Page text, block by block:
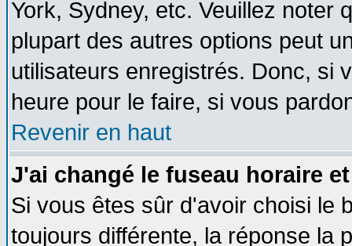
York, Sydney, etc. Veuillez noter
plupart des autres options peut
utilisateurs enregistrés. Donc, si
heure pour le faire, si vous
Revenir en haut
J'ai changé le fuseau horaire
Si vous êtes sûr d'avoir choisi le
toujours différente, la réponse la